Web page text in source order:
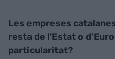
Les empreses
resta de l'Estat o
particularitat?